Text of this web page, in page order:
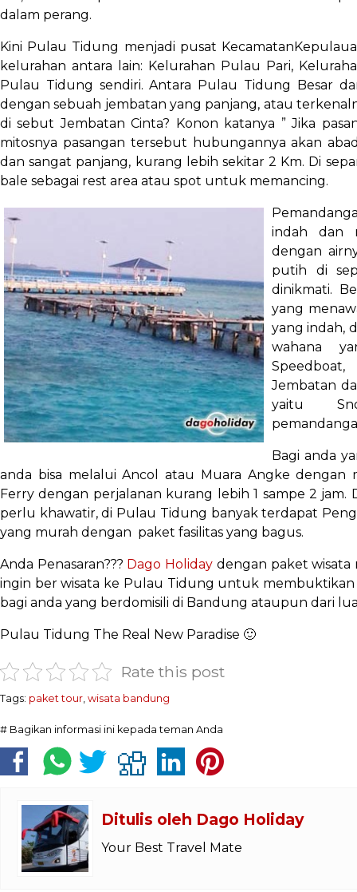
dalam perang.
Kini Pulau Tidung menjadi pusat
kelurahan antara lain: Kelurahan Pulau Pari,
Pulau Tidung sendiri. Antara Pulau Tidung Besar
dengan sebuah jembatan yang panjang, atau
di sebut Jembatan Cinta? Konon katanya ” Jika
mitosnya pasangan tersebut hubungannya akan
dan sangat panjang, kurang lebih sekitar 2 Km. Di
bale sebagai rest area atau spot untuk memancing.
indah dan
dengan
putih di
dinikmati.
yang
yang indah,
wahana
Jembatan
yaitu
Bagi anda
anda bisa melalui Ancol atau Muara Angke dengan
Ferry dengan perjalanan kurang lebih 1 sampe 2
perlu khawatir, di Pulau Tidung banyak terdapat
yang murah dengan paket fasilitas yang bagus.
Anda Penasaran??? Dago Holiday dengan paket
ingin ber wisata ke Pulau Tidung untuk
bagi anda yang berdomisili di Bandung ataupun dari
Pulau Tidung The Real New Paradise 🙂
Rate this post
Tags: paket tour wisata bandung
# Bagikan informasi ini kepada teman Anda
Ditulis oleh Dago Holiday
Your Best Travel Mate